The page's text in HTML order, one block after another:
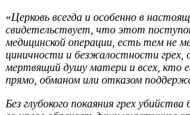
«Церковь всегда и особенно в
свидетельствует, что этот
медицинской операции, есть тем не
циничности и безжалостности грех,
мертвящий душу матери и всех, кто
прямо, обманом или отказом
Без глубокого покаяния грех